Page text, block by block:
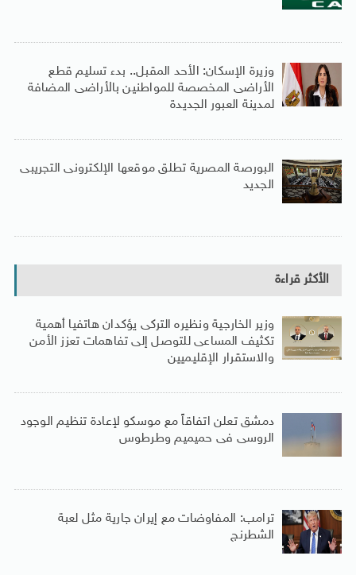
وزيرة الإسكان: الأحد المقبل.. بدء تسليم قطع
الأراضى المخصصة للمواطنين بالأراضى المضافة
لمدينة العبور الجديدة
البورصة المصرية تطلق موقعها الإلكترونى التجريبى
الجديد
الأكثر قراءة
وزير الخارجية ونظيره التركى يؤكدان هاتفيا أهمية
تكثيف المساعى للتوصل إلى تفاهمات تعزز الأمن
والاستقرار الإقليميين
دمشق تعلن اتفاقاً مع موسكو لإعادة تنظيم الوجود
الروسى فى حميميم وطرطوس
ترامب: المفاوضات مع إيران جارية مثل لعبة
الشطرنج